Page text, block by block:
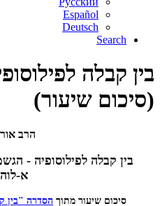
Español
Deutsch
Search
בין קבלה
(סיכום שיעור)
הרב
בין קבלה לפילוסופיה -
א-
סיכום שיעור מתוך הסדרה "בין